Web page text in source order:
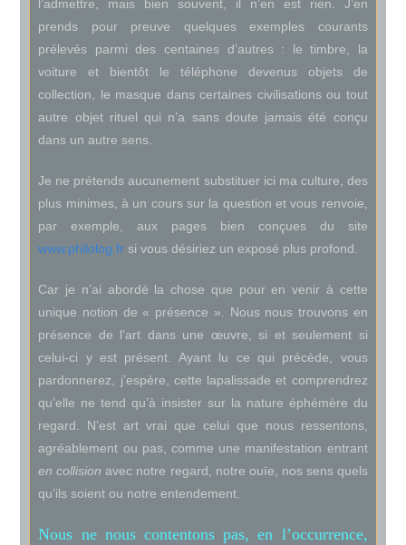
l’admettre, mais bien souvent, il n’en est rien. J’en
prends pour preuve quelques exemples courants
prélevés parmi des centaines d’autres : le timbre, la
voiture et bientôt le téléphone devenus objets de
collection, le masque dans certaines civilisations ou tout
autre objet rituel qui n’a sans doute jamais été conçu
dans un autre sens.
Je ne prétends aucunement substituer ici ma culture, des
plus minimes, à un cours sur la question et vous renvoie,
par exemple, aux pages bien conçues du site
www.philolog.fr si vous désiriez un exposé plus profond.
Car je n’ai abordé la chose que pour en venir à cette
unique notion de « présence ». Nous nous trouvons en
présence de l’art dans une œuvre, si et seulement si
celui-ci y est présent. Ayant lu ce qui précède, vous
pardonnerez, j’espère, cette lapalissade et comprendrez
qu’elle ne tend qu’à insister sur la nature éphémère du
regard. N’est art vrai que celui que nous ressentons,
agréablement ou pas, comme une manifestation entrant
en collision avec notre regard, notre ouïe, nos sens quels
qu’ils soient ou notre entendement.
Nous ne nous contentons pas, en l’occurrence,